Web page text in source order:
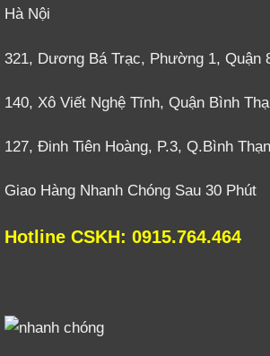
Hà Nội
321, Dương Bá Trạc, Phường 1, Quận
140, Xô Viết Nghệ Tĩnh, Quận Bình
127, Đinh Tiên Hoàng, P.3, Q.Bình
Giao Hàng Nhanh Chóng Sau 30 Phút
Hotline CSKH: 0915.764.464